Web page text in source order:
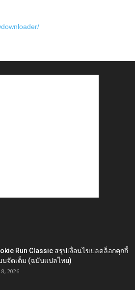
Run Classic สรุปเงื่อนไขปลดล็อกคุกกี้
บจัดเต็ม (ฉบับแปลไทย)
2026